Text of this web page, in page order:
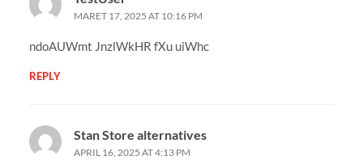
MARET 17, 2025 AT 10:16 PM
ndoAUWmt JnzlWkHR fXu uiWhc
REPLY
Stan Store alternatives
APRIL 16, 2025 AT 4:13 PM